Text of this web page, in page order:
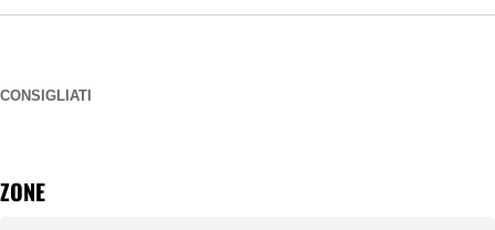
CONSIGLIATI
ZONE